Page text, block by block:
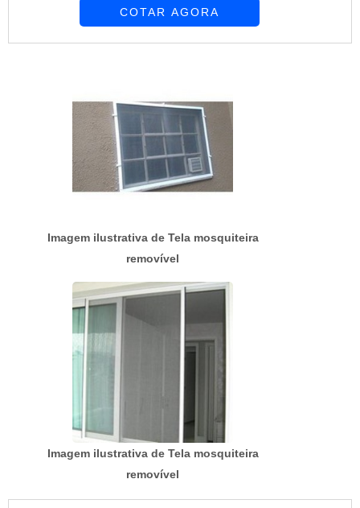
disso, permite a entrada da luz e do ar. Confira
COTAR AGORA
Imagem ilustrativa de Tela mosquiteira
removível
Imagem ilustrativa de Tela mosquiteira
removível